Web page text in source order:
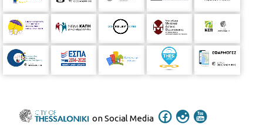
on Social Media